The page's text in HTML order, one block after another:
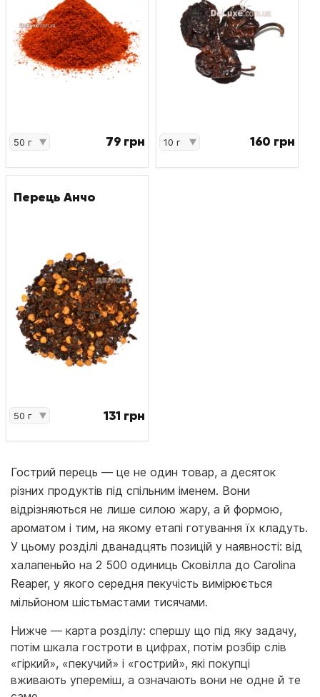
79 грн 160 грн
Перець Анчо
131 грн
Гострий перець — це не один товар, а десяток
різних продуктів під спільним іменем. Вони
відрізняються не лише силою жару, а й формою,
ароматом і тим, на якому етапі готування їх кладуть.
У цьому розділі дванадцять позицій у наявності: від
халапеньйо на 2 500 одиниць Сковілла до Carolina
Reaper, у якого середня пекучість вимірюється
мільйоном шістьмастами тисячами.
Нижче — карта розділу: спершу що під яку задачу,
потім шкала гостроти в цифрах, потім розбір слів
«гіркий», «пекучий» і «гострий», які покупці
вживають упереміш, а означають вони не одне й те